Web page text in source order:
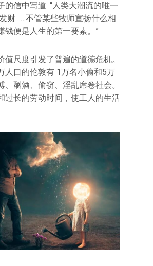
的信中写道: “人类大潮流的唯一
财……不管某些牧师宣扬什么相
钱便是人生的第一要素。”
值尺度引发了普遍的道德危机。
人口的伦敦有 1万名小偷和5万
、酗酒、偷窃、淫乱席卷社会。
过长的劳动时间，使工人的生活